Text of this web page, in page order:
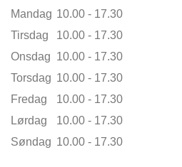
Mandag 10.00 - 17.30
Tirsdag
10.00 - 17.30
Onsdag 10.00 - 17.30
Torsdag 10.00 - 17.30
Fredag
10.00 - 17.30
Lørdag
10.00 - 17.30
Søndag 10.00 - 17.30